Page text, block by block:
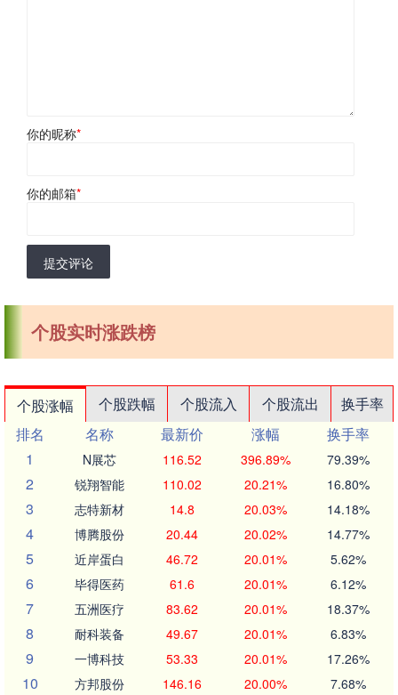
你的昵称*
你的邮箱*
提交评论
个股实时涨跌榜
个股涨幅 个股跌幅 个股流入 个股流出
换手率
排名
名称 最新价 涨幅
换手率
1
N展芯 116.52 396.89% 79.39%
2 锐翔智能 110.02 20.21% 16.80%
3 志特新材 14.8 20.03% 14.18%
4 博腾股份 20.44 20.02% 14.77%
5 近岸蛋白 46.72 20.01% 5.62%
6 毕得医药 61.6 20.01% 6.12%
7 五洲医疗 83.62 20.01% 18.37%
8 耐科装备 49.67 20.01% 6.83%
9 一博科技 53.33 20.01% 17.26%
10 方邦股份 146.16 20.00% 7.68%